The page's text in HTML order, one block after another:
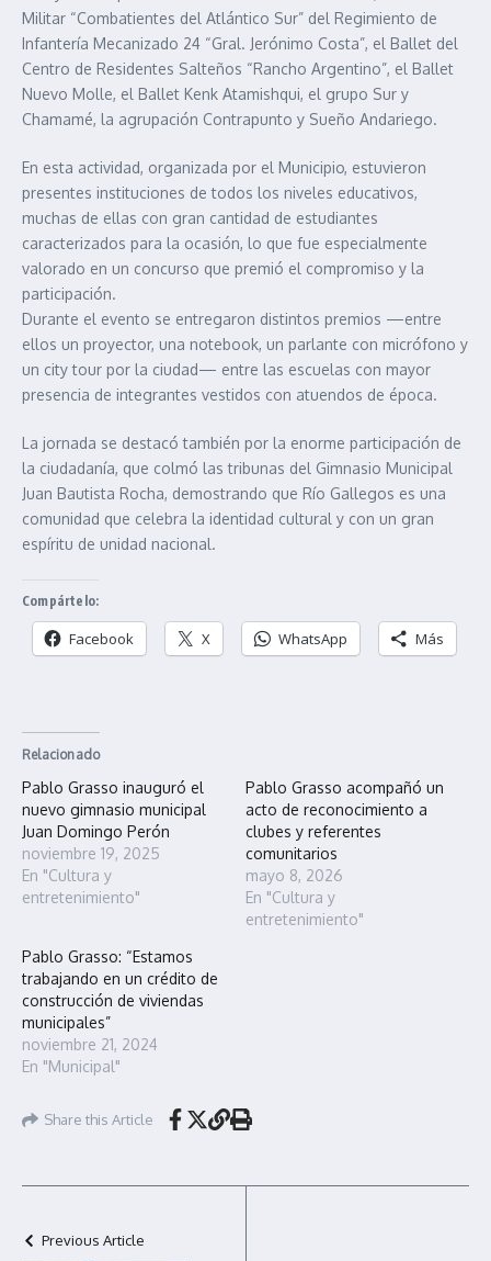
Militar “Combatientes del Atlántico Sur” del Regimiento de
Infantería Mecanizado 24 “Gral. Jerónimo Costa”, el Ballet del
Centro de Residentes Salteños “Rancho Argentino”, el Ballet
Nuevo Molle, el Ballet Kenk Atamishqui, el grupo Sur y
Chamamé, la agrupación Contrapunto y Sueño Andariego.
En esta actividad, organizada por el Municipio, estuvieron
presentes instituciones de todos los niveles educativos,
muchas de ellas con gran cantidad de estudiantes
caracterizados para la ocasión, lo que fue especialmente
valorado en un concurso que premió el compromiso y la
participación.
Durante el evento se entregaron distintos premios —entre
ellos un proyector, una notebook, un parlante con micrófono y
un city tour por la ciudad— entre las escuelas con mayor
presencia de integrantes vestidos con atuendos de época.
La jornada se destacó también por la enorme participación de
la ciudadanía, que colmó las tribunas del Gimnasio Municipal
Juan Bautista Rocha, demostrando que Río Gallegos es una
comunidad que celebra la identidad cultural y con un gran
espíritu de unidad nacional.
Compártelo:
Facebook X WhatsApp Más
Relacionado
Pablo Grasso inauguró el
nuevo gimnasio municipal
Juan Domingo Perón
noviembre 19, 2025
En "Cultura y
entretenimiento"
Pablo Grasso acompañó un
acto de reconocimiento a
clubes y referentes
comunitarios
mayo 8, 2026
En "Cultura y
entretenimiento"
Pablo Grasso: “Estamos
trabajando en un crédito de
construcción de viviendas
municipales”
noviembre 21, 2024
En "Municipal"
Share this Article
Previous Article